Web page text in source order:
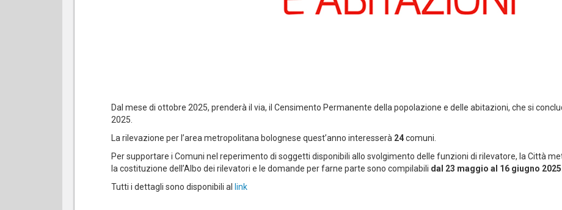
Dal mese di ottobre 2025, prenderà il via, il Censimento Permanente della popolazione e delle abitazioni, che si
2025.
La rilevazione per l’area metropolitana bolognese quest’anno interesserà 24comuni.
Per supportare i Comuni nel reperimento di soggetti disponibili allo svolgimento delle funzioni di rilevatore, la Città
la costituzione dell’Albo dei rilevatori e le domande per farne parte sono compilabili dal 23 maggio al 16 giugno
Tutti i dettagli sono disponibili al
link